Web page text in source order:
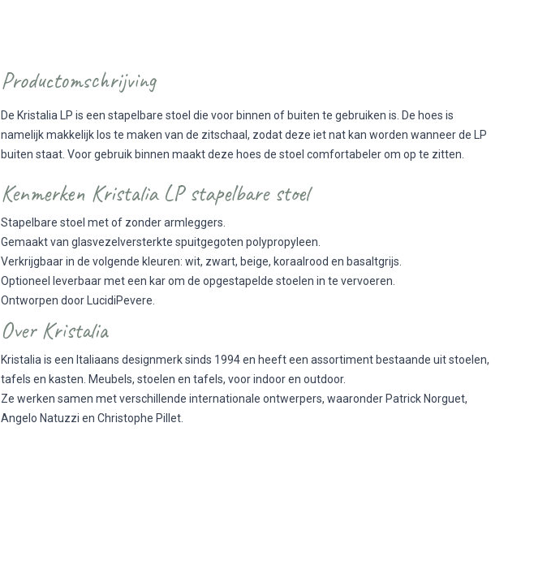
Productomschrijving
De Kristalia LP is een stapelbare stoel die voor binnen of buiten te gebruiken is. De hoes is
namelijk makkelijk los te maken van de zitschaal, zodat deze iet nat kan worden wanneer de LP
buiten staat. Voor gebruik binnen maakt deze hoes de stoel comfortabeler om op te zitten.
Kenmerken Kristalia LP stapelbare stoel
Stapelbare stoel met of zonder armleggers.
Gemaakt van glasvezelversterkte spuitgegoten polypropyleen.
Verkrijgbaar in de volgende kleuren: wit, zwart, beige, koraalrood en basaltgrijs.
Optioneel leverbaar met een kar om de opgestapelde stoelen in te vervoeren.
Ontworpen door LucidiPevere.
Over Kristalia
Kristalia is een Italiaans designmerk sinds 1994 en heeft een assortiment bestaande uit stoelen,
tafels en kasten. Meubels, stoelen en tafels, voor indoor en outdoor.
Ze werken samen met verschillende internationale ontwerpers, waaronder Patrick Norguet,
Angelo Natuzzi en Christophe Pillet.